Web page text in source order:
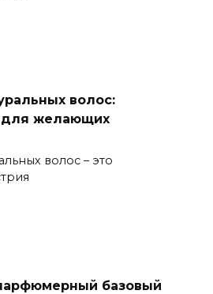
волос:
для желающих
волос – это
базовый